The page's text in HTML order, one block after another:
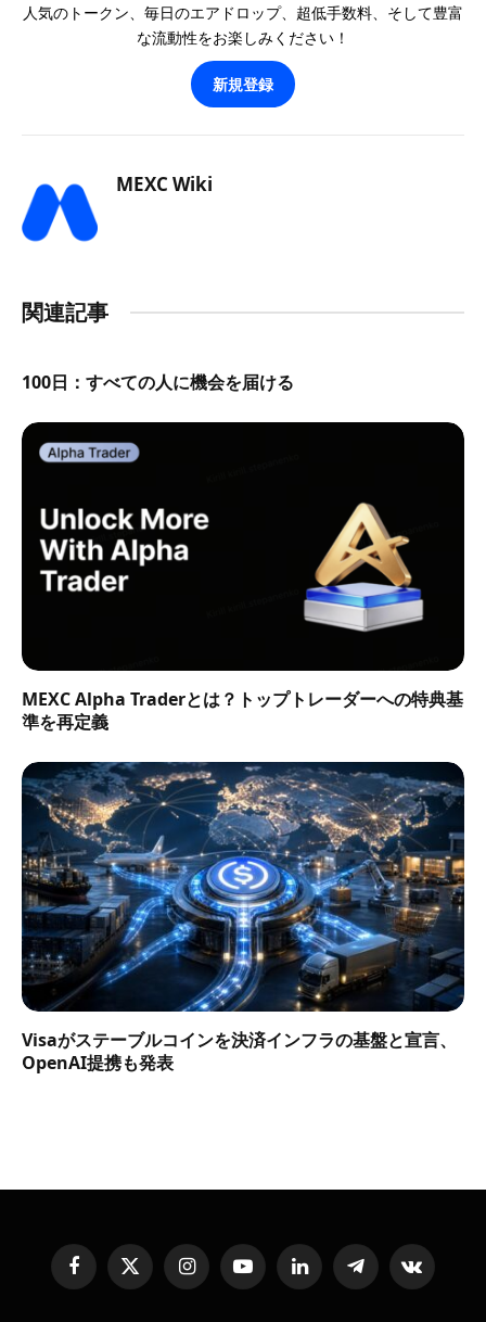
人気のトークン、毎日のエアドロップ、超低手数料、そして豊富
な流動性をお楽しみください！
新規登録
MEXC Wiki
関連記事
100日：すべての人に機会を届ける
MEXC Alpha Traderとは？トップトレーダーへの特典基
準を再定義
Visaがステーブルコインを決済インフラの基盤と宣言、
OpenAI提携も発表
FacebookX
(Twitter)
InstagramYouTubeLinkedInTelegramVKontakte